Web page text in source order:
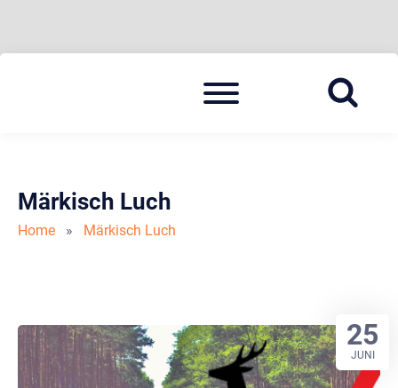
Menu
Märkisch Luch
Home » Märkisch Luch
25
JUNI